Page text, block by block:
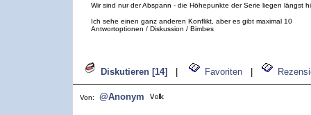
Wir sind nur der Abspann - die Höhepunkte der Serie liegen längst
Ich sehe einen ganz anderen Konflikt, aber es gibt maximal 10
Antwortoptionen / Diskussion / Bimbes
Diskutieren [14] Favoriten
Von: @Anonym